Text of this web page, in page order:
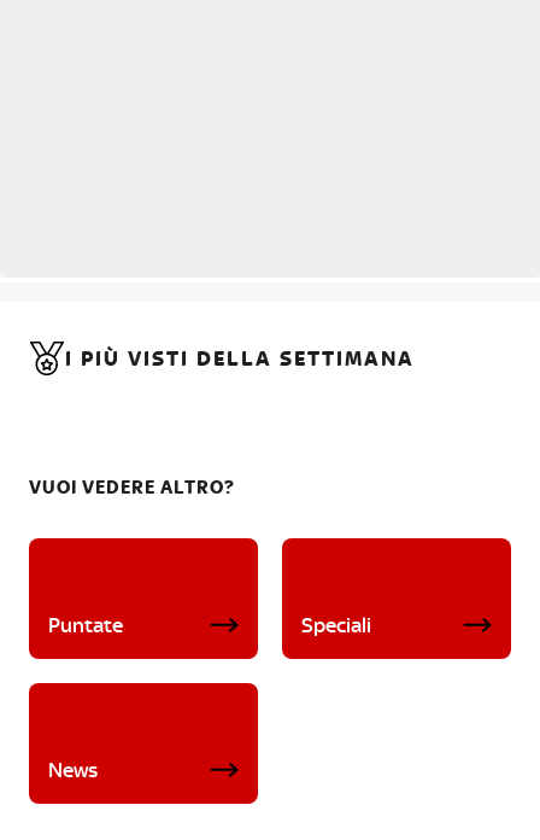
I PIÙ VISTI DELLA SETTIMANA
VUOI VEDERE ALTRO?
Puntate Speciali
News